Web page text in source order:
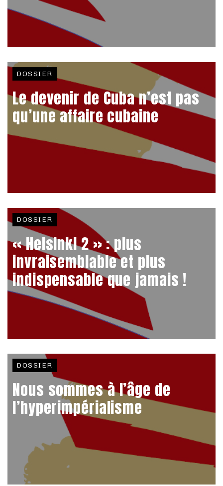
DOSSIER
Le devenir de Cuba n’est pas
qu’une affaire cubaine
DOSSIER
« Helsinki 2 » : plus
invraisemblable et plus
indispensable que jamais !
DOSSIER
Nous sommes à l’âge de
l’hyperimpérialisme